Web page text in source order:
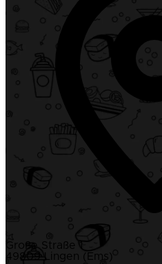
Große Straße 1
49809 Lingen (Ems)